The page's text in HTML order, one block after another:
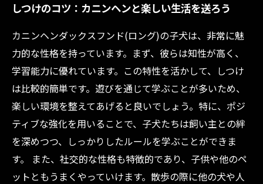
しつけのコツ：カニンヘンと楽しい生活を送ろう
カニンヘンダックスフンド(ロング)の子犬は、非常に魅
力的な性格を持っています。まず、彼らは知性が高く、
学習能力に優れています。この特性を活かして、しつけ
は比較的簡単です。遊びを通じて学ぶことが多いため、
楽しい環境を整えてあげると良いでしょう。特に、ポジ
ティブな強化を用いることで、子犬たちは飼い主との絆
を深めつつ、しっかりしたルールを学ぶことができま
す。 また、社交的な性格も特徴的であり、子供や他のペ
ットともうまくやっていけます。散歩の際に他の犬や人